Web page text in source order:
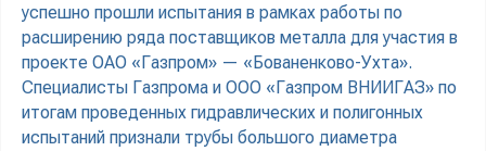
успешно прошли испытания в рамках работы по
расширению ряда поставщиков металла для участия в
проекте ОАО «Газпром» — «Бованенково-Ухта».
Специалисты Газпрома и ООО «Газпром ВНИИГАЗ» по
итогам проведенных гидравлических и полигонных
испытаний признали трубы большого диаметра